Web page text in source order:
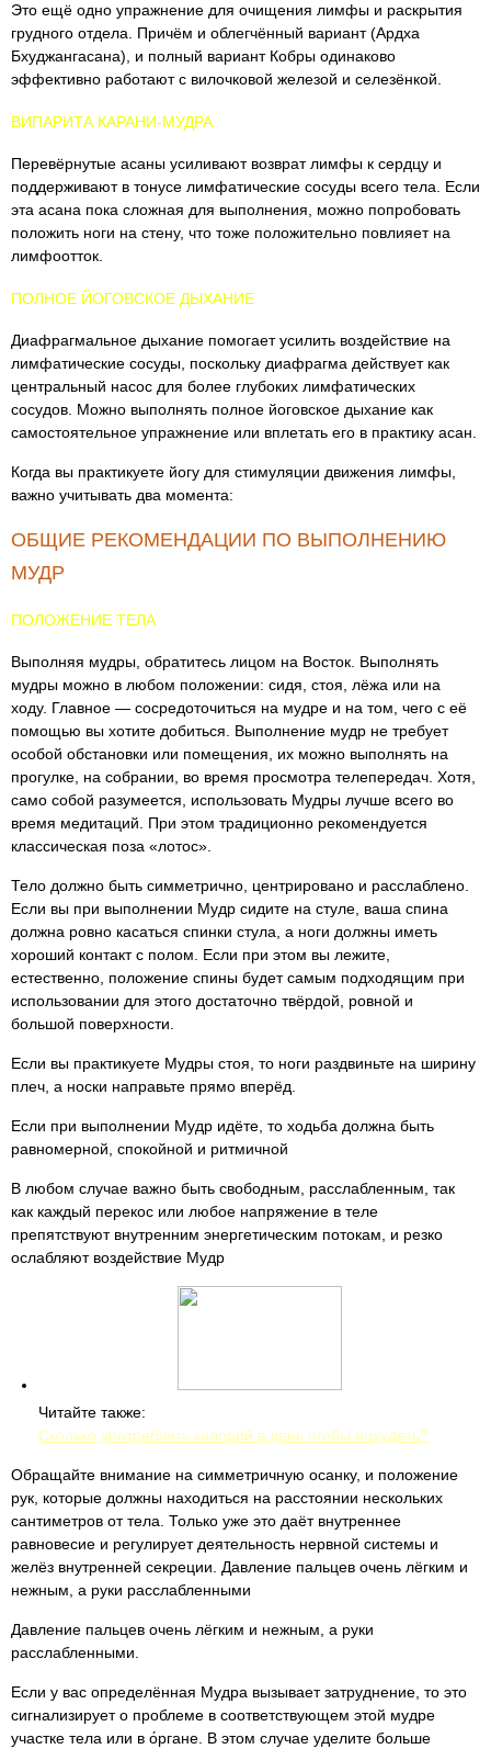
Это ещё одно упражнение для очищения лимфы и раскрытия
грудного отдела. Причём и облегчённый вариант (Ардха
Бхуджангасана), и полный вариант Кобры одинаково
эффективно работают с вилочковой железой и селезёнкой.
ВИПАРИТА КАРАНИ-МУДРА
Перевёрнутые асаны усиливают возврат лимфы к сердцу и
поддерживают в тонусе лимфатические сосуды всего тела. Если
эта асана пока сложная для выполнения, можно попробовать
положить ноги на стену, что тоже положительно повлияет на
лимфоотток.
ПОЛНОЕ ЙОГОВСКОЕ ДЫХАНИЕ
Диафрагмальное дыхание помогает усилить воздействие на
лимфатические сосуды, поскольку диафрагма действует как
центральный насос для более глубоких лимфатических
сосудов. Можно выполнять полное йоговское дыхание как
самостоятельное упражнение или вплетать его в практику асан.
Когда вы практикуете йогу для стимуляции движения лимфы,
важно учитывать два момента:
ОБЩИЕ РЕКОМЕНДАЦИИ ПО ВЫПОЛНЕНИЮ
МУДР
ПОЛОЖЕНИЕ ТЕЛА
Выполняя мудры, обратитесь лицом на Восток. Выполнять
мудры можно в любом положении: сидя, стоя, лёжа или на
ходу. Главное — сосредоточиться на мудре и на том, чего с её
помощью вы хотите добиться. Выполнение мудр не требует
особой обстановки или помещения, их можно выполнять на
прогулке, на собрании, во время просмотра телепередач. Хотя,
само собой разумеется, использовать Мудры лучше всего во
время медитаций. При этом традиционно рекомендуется
классическая поза «лотос».
Тело должно быть симметрично, центрировано и расслаблено.
Если вы при выполнении Мудр сидите на стуле, ваша спина
должна ровно касаться спинки стула, а ноги должны иметь
хороший контакт с полом. Если при этом вы лежите,
естественно, положение спины будет самым подходящим при
использовании для этого достаточно твёрдой, ровной и
большой поверхности.
Если вы практикуете Мудры стоя, то ноги раздвиньте на ширину
плеч, а носки направьте прямо вперёд.
Если при выполнении Мудр идёте, то ходьба должна быть
равномерной, спокойной и ритмичной
В любом случае важно быть свободным, расслабленным, так
как каждый перекос или любое напряжение в теле
препятствуют внутренним энергетическим потокам, и резко
ослабляют воздействие Мудр
Читайте также:
Сколько употреблять калорий в день чтобы похудеть?
Обращайте внимание на симметричную осанку, и положение
рук, которые должны находиться на расстоянии нескольких
сантиметров от тела. Только уже это даёт внутреннее
равновесие и регулирует деятельность нервной системы и
желёз внутренней секреции. Давление пальцев очень лёгким и
нежным, а руки расслабленными
Давление пальцев очень лёгким и нежным, а руки
расслабленными.
Если у вас определённая Мудра вызывает затруднение, то это
сигнализирует о проблеме в соответствующем этой мудре
участке тела или в о́ргане. В этом случае уделите больше